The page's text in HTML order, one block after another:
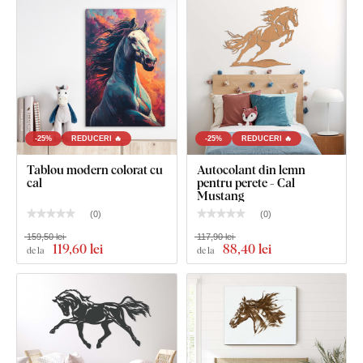
Decorațiune din lemn pentru perete - Cal în potcoavă
-25% REDUCERI 🔥
Tablou modern colorat cu
cal
(0)
de la 119,60 lei
159,50 lei
-25% REDUCERI 🔥
Autocolant din lemn
pentru perete - Cal
Mustang
(0)
de la 88,40 lei
117,90 lei